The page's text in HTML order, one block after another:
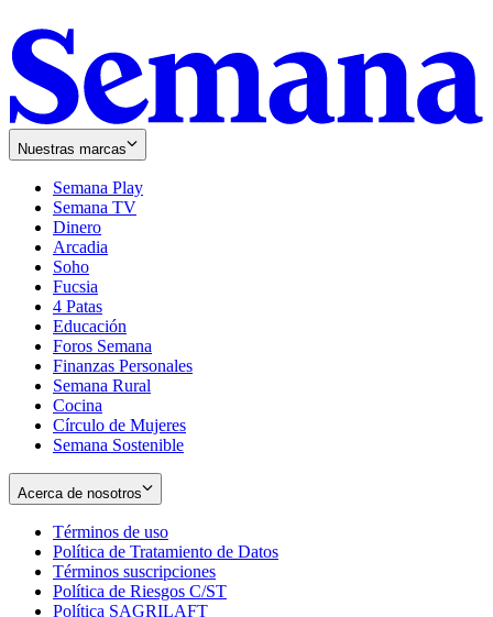
Nuestras marcas
Semana Play
Semana TV
Dinero
Arcadia
Soho
in
new
window
Fucsia
in
new
window
4 Patas
Educación
Foros Semana
Finanzas Personales
Semana Rural
Cocina
Círculo de Mujeres
Semana Sostenible
Acerca de nosotros
Términos de uso
in
new
window
Política de Tratamiento de Datos
Términos suscripciones
in
Política de Riesgos C/ST
Política SAGRILAFT